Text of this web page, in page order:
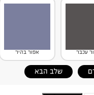
עכבר אפור בהיר
שלב הבא